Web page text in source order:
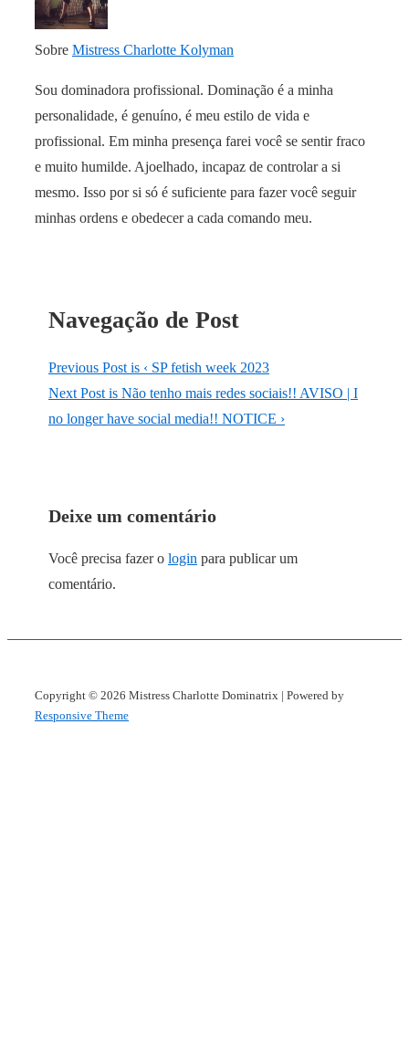
Sobre Mistress Charlotte Kolyman
Sou dominadora profissional. Dominação é a minha
personalidade, é genuíno, é meu estilo de vida e
profissional. Em minha presença farei você se sentir fraco
e muito humilde. Ajoelhado, incapaz de controlar a si
mesmo. Isso por si só é suficiente para fazer você seguir
minhas ordens e obedecer a cada comando meu.
Navegação de Post
Previous Post is ‹ SP fetish week 2023
Next Post is Não tenho mais redes sociais!! AVISO | I
no longer have social media!! NOTICE ›
Deixe um comentário
Você precisa fazer o login para publicar um
comentário.
Copyright © 2026 Mistress Charlotte Dominatrix | Powered by
Responsive Theme